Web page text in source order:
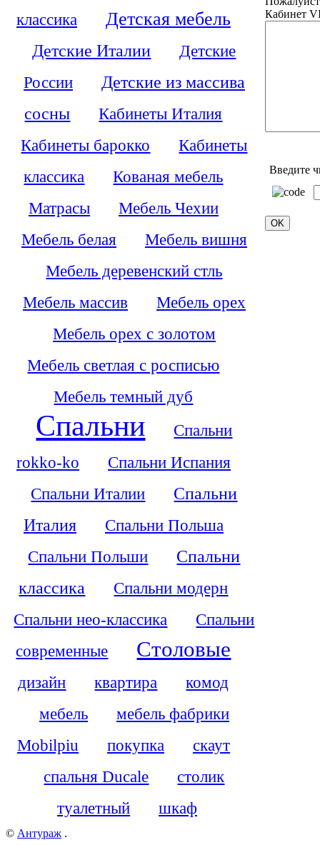
классика Детская мебель
Детские Италии
Детские
России
Детские из массива
сосны
Кабинеты Италия
Кабинеты барокко
Кабинеты
классика
Кованая мебель
Матрасы
Мебель Чехии
Мебель белая
Мебель вишня
Мебель деревенский стль
Мебель массив
Мебель орех
Мебель орех с золотом
Мебель светлая с росписью
Мебель темный дуб
Спальни
Спальни
rokko-ko
Спальни Испания
Спальни Италии
Спальни
Италия
Спальни Польша
Спальни Польши
Спальни
классика
Спальни модерн
Спальни нео-классика
Спальни
современные
Столовые
дизайн квартира
комод
мебель
мебель фабрики
Mobilpiu
покупка
скаут
спальня Ducale
столик
туалетный
шкаф
Кабинет
Введите
© Антураж .